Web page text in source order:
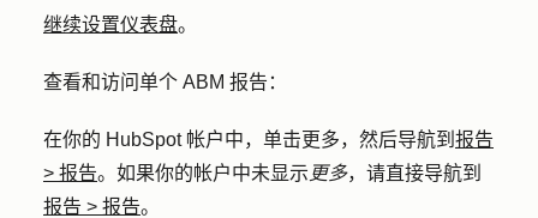
继续设置仪表盘。
查看和访问单个 ABM 报告：
在你的 HubSpot 帐户中，单击更多，然后导航到 报告
> 报告。如果你的帐户中未显示 更多，请直接导航到
报告 > 报告。